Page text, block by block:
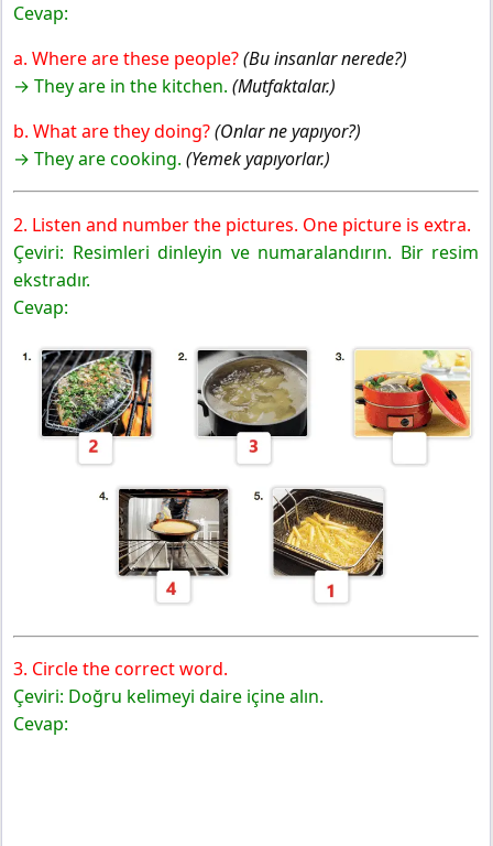
Ve Kültür Yayınları
8. Sınıf İngilizce Ders Kitabı Sayfa 46 Cevapları Bilim
Listening
Speaking
8. Sınıf İngilizce Ders Kitabı Sayfa 47 Cevapları Bilim
Ve Kültür Yayınları
READING & SPEAKING
8. Sınıf İngilizce Ders Kitabı Sayfa 48 Cevapları Bilim
Ve Kültür Yayınları
Cevap:
a. Where are these people?(Bu insanlar nerede?)
→ They are in the kitchen. (Mutfaktalar.)
b. What are they doing?(Onlar ne yapıyor?)
→ They are cooking. (Yemek yapıyorlar.)
2. Listen and number the pictures. One picture is extra.
Çeviri: Resimleri dinleyin ve numaralandırın. Bir resim
ekstradır.
Cevap:
3. Circle the correct word.
Çeviri: Doğru kelimeyi daire içine alın.
Cevap: